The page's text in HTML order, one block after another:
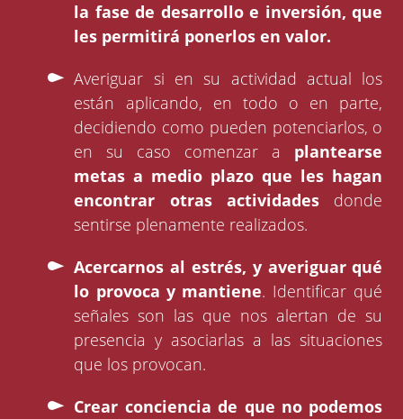
la fase de desarrollo e inversión, que
les permitirá ponerlos en valor.
Averiguar si en su actividad actual los
están aplicando, en todo o en parte,
decidiendo como pueden potenciarlos, o
en su caso comenzar a plantearse
metas a medio plazo que les hagan
encontrar otras actividades donde
sentirse plenamente realizados.
Acercarnos al estrés, y averiguar qué
lo provoca y mantiene. Identificar qué
señales son las que nos alertan de su
presencia y asociarlas a las situaciones
que los provocan.
Crear conciencia de que no podemos